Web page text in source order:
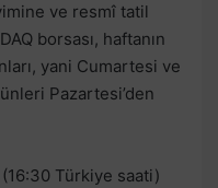
ve resmî tatil
borsası, haftanın
yani Cumartesi ve
Pazartesi’den
(16:30 Türkiye saati)